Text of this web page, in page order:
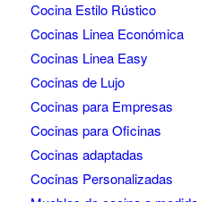
Cocina Estilo Rústico
Cocinas Linea Económica
Cocinas Linea Easy
Cocinas de Lujo
Cocinas para Empresas
Cocinas para Oficinas
Cocinas adaptadas
Cocinas Personalizadas